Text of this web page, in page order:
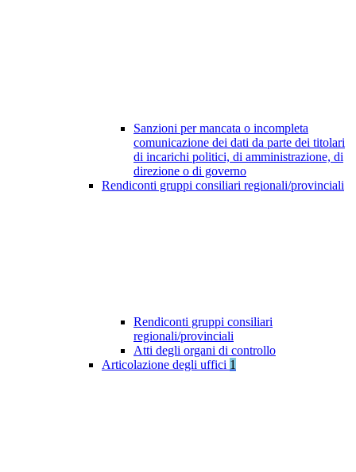
Sanzioni per mancata o incompleta
comunicazione dei dati da parte dei titolari
di incarichi politici, di amministrazione, di
direzione o di governo
Rendiconti gruppi consiliari regionali/provinciali
Rendiconti gruppi consiliari
regionali/provinciali
Atti degli organi di controllo
Articolazione degli uffici 1